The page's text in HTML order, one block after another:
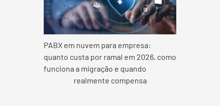
PABX em nuvem para empresa:
quanto custa por ramal em 2026, como
funciona a migração e quando
realmente compensa